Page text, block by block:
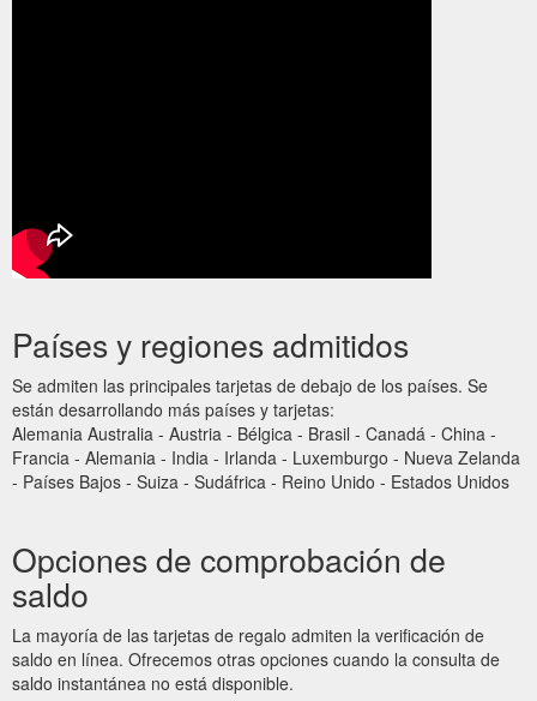
Países y regiones admitidos
Se admiten las principales tarjetas de debajo de los países. Se
están desarrollando más países y tarjetas:
Alemania Australia - Austria - Bélgica - Brasil - Canadá - China -
Francia - Alemania - India - Irlanda - Luxemburgo - Nueva Zelanda
- Países Bajos - Suiza - Sudáfrica - Reino Unido - Estados Unidos
Opciones de comprobación de
saldo
La mayoría de las tarjetas de regalo admiten la verificación de
saldo en línea. Ofrecemos otras opciones cuando la consulta de
saldo instantánea no está disponible.